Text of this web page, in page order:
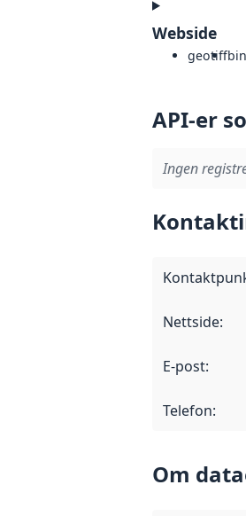
Webside
geotiffbin
API-er
Ingen
Nettside:
E-post:
Telefon:
Om